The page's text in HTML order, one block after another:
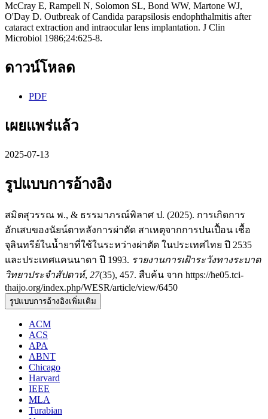
McCray E, Rampell N, Solomon SL, Bond WW, Martone WJ,
O'Day D. Outbreak of Candida parapsilosis endophthalmitis after
cataract extraction and intraocular lens implantation. J Clin
Microbiol 1986;24:625-8.
ดาวน์โหลด
PDF
เผยแพร่แล้ว
2025-07-13
รูปแบบการอ้างอิง
สมิตสุวรรณ พ., & ธรรมาภรณ์พิลาศ ป. (2025). การเกิดการ
อักเสบของนัยน์ตาหลังการผ่าตัด สาเหตุจากการปนเปื้อน เชื้อ
จุลินทรีย์ในน้ำยาที่ใช้ในระหว่างผ่าตัด ในประเทศไทย ปี 2535
และประเทศแคนนาดา ปี 1993. รายงานการเฝ้าระวังทางระบาด
วิทยาประจำสัปดาห์, 27(35), 457. สืบค้น จาก https://he05.tci-
thaijo.org/index.php/WESR/article/view/6450
รูปแบบการอ้างอิงเพิ่มเติม
ACM
ACS
APA
ABNT
Chicago
Harvard
IEEE
MLA
Turabian